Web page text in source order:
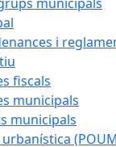
i
fiscals
municipals
municipals